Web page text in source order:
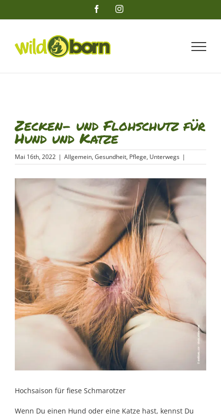
FacebookInstagram
Zecken- und Flohschutz für
Hund und Katze
Mai 16th, 2022 | Allgemein, Gesundheit, Pflege, Unterwegs |
Hochsaison für fiese Schmarotzer
Wenn Du einen Hund oder eine Katze hast, kennst Du